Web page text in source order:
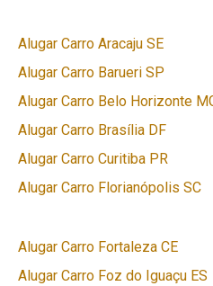
Alugar Carro Aracaju SE
Alugar Carro Barueri SP
Alugar Carro Belo Horizonte
Alugar Carro Brasília DF
Alugar Carro Curitiba PR
Alugar Carro Florianópolis SC
Alugar Carro Fortaleza CE
Alugar Carro Foz do Iguaçu ES